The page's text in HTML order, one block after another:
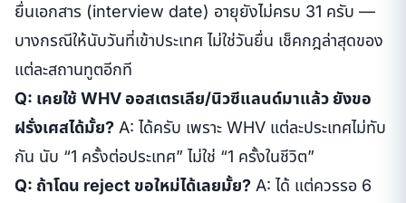
ยื่นเอกสาร (interview date) อายุยังไม่ครบ 31 ครับ —
บางกรณีให้นับวันที่เข้าประเทศ ไม่ใช่วันยื่น เช็คกฎล่าสุดของ
แต่ละสถานทูตอีกที
Q: เคยใช้ WHV ออสเตรเลีย/นิวซีแลนด์มาแล้ว ยังขอ
ฝรั่งเศสได้มั้ย? A: ได้ครับ เพราะ WHV แต่ละประเทศไม่ทับ
กัน นับ “1 ครั้งต่อประเทศ” ไม่ใช่ “1 ครั้งในชีวิต”
Q: ถ้าโดน reject ขอใหม่ได้เลยมั้ย? A: ได้ แต่ควรรอ 6